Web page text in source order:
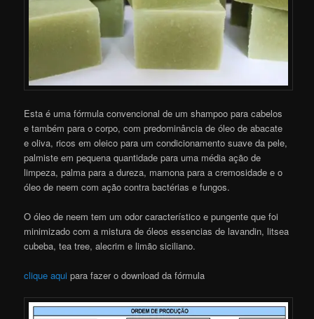
Esta é uma fórmula convencional de um shampoo para cabelos
e também para o corpo, com predominância de óleo de abacate
e oliva, ricos em oleico para um condicionamento suave da pele,
palmiste em pequena quantidade para uma média ação de
limpeza, palma para a dureza, mamona para a cremosidade e o
óleo de neem com ação contra bactérias e fungos.
O óleo de neem tem um odor característico e pungente que foi
minimizado com a mistura de óleos essencias de lavandin, litsea
cubeba, tea tree, alecrim e limão siciliano.
clique aquipara fazer o download da fórmula